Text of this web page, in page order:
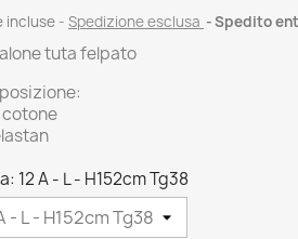
incluse Spedizione esclusa Spedito
tuta felpato
12 A - L - H152cm Tg38